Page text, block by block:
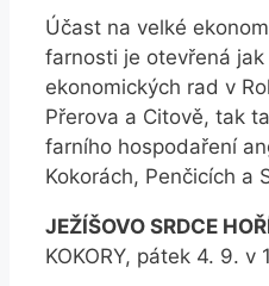
Účast na velké
farnosti je otevřená
ekonomických rad v
Přerova a Citově, tak
farního hospodaření
Kokorách, Penčicích a
JEŽÍŠOVO SRDCE
KOKORY, pátek 4. 9.